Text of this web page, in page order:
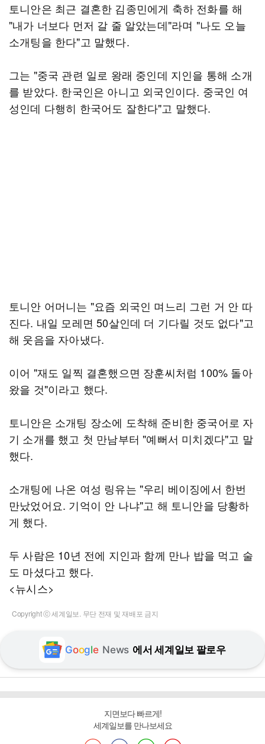
토니안은 최근 결혼한 김종민에게 축하 전화를 해
"내가 너보다 먼저 갈 줄 알았는데"라며 "나도 오늘
소개팅을 한다"고 말했다.
그는 "중국 관련 일로 왕래 중인데 지인을 통해 소개
를 받았다. 한국인은 아니고 외국인이다. 중국인 여
성인데 다행히 한국어도 잘한다"고 말했다.
토니안 어머니는 "요즘 외국인 며느리 그런 거 안 따
진다. 내일 모레면 50살인데 더 기다릴 것도 없다"고
해 웃음을 자아냈다.
이어 "재도 일찍 결혼했으면 장훈씨처럼 100% 돌아
왔을 것"이라고 했다.
토니안은 소개팅 장소에 도착해 준비한 중국어로 자
기 소개를 했고 첫 만남부터 "예뻐서 미치겠다"고 말
했다.
소개팅에 나온 여성 링유는 "우리 베이징에서 한번
만났었어요. 기억이 안 나냐"고 해 토니안을 당황하
게 했다.
두 사람은 10년 전에 지인과 함께 만나 밥을 먹고 술
도 마셨다고 했다.
<뉴시스>
Copyright ⓒ 세계일보. 무단 전재 및 재배포 금지
Google News 에서 세계일보 팔로우
지면보다 빠르게!
세계일보를 만나보세요